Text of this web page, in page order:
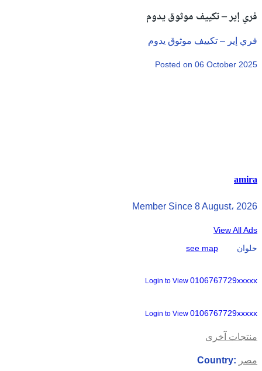
فري إير – تكييف موثوق يدوم
فري إير – تكييف موثوق يدوم
Posted on 06 October 2025
amira
Member Since 8 August، 2026
View All Ads
see map
حلوان
Login to View 0106767729xxxxx
Login to View 0106767729xxxxx
منتجات آخرى
Country: مصر